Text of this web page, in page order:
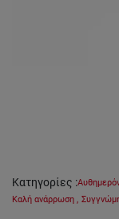
Κατηγορίες :
Καλή ανάρρωση ,